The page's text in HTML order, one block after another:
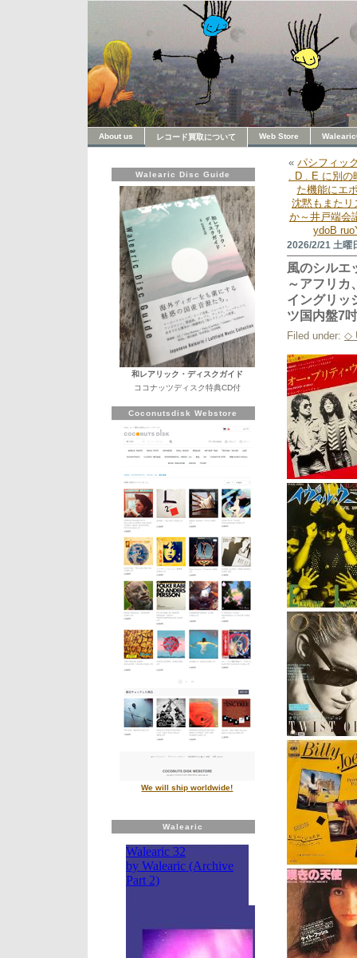
About us レコード買取について Web Store
«パシフィッ
. D . E に別の
た機能にエ
沈黙もまたリ
か～井戸端会
ydoB
2026/2/21 土曜
風のシルエ
～アフリカ
イングリッ
ツ国内盤7
Filed under: ◇
Walearic Disc Guide
和レアリック・ディスクガイド
ココナッツディスク特典CD付
Coconutsdisk Webstore
We will ship worldwide!
Walearic